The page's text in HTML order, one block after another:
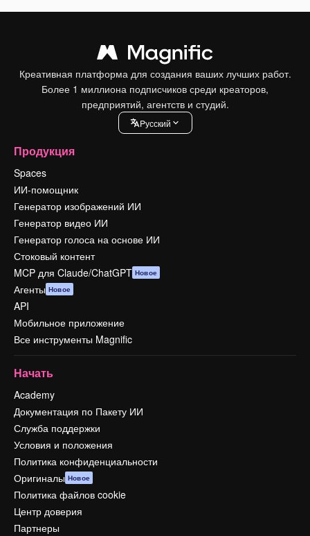
Креативная платформа для создания ваших лучших работ.
Более 1 миллиона подписчиков среди креаторов,
предприятий, агентств и студий.
Pусский
Продукция
Spaces
ИИ-помощник
Генератор изображений ИИ
Генератор видео ИИ
Генератор голоса на основе ИИ
Стоковый контент
MCP для Claude/ChatGPT Новое
Агенты Новое
API
Мобильное приложение
Все инструменты Magnific
Начать
Academy
Документация по Пакету ИИ
Служба поддержки
Условия и положения
Политика конфиденциальности
Оригиналы Новое
Политика файлов cookie
Центр доверия
Партнеры